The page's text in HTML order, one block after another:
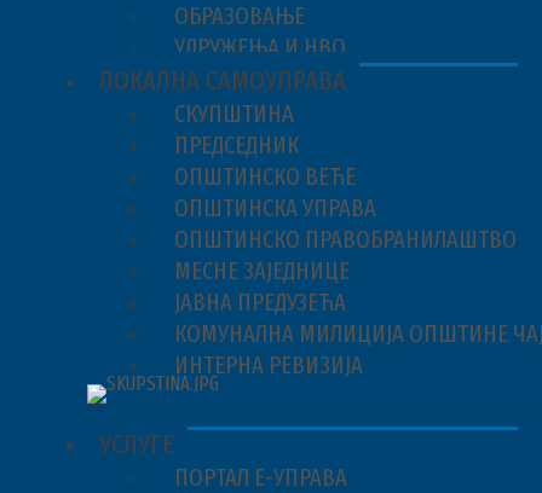
ОБРАЗОВАЊЕ
УДРУЖЕЊА И НВО
ЛОКАЛНА САМОУПРАВА
СКУПШТИНА
ПРЕДСЕДНИК
ОПШТИНСКО ВЕЋЕ
ОПШТИНСКА УПРАВА
ОПШТИНСКО ПРАВОБРАНИЛАШТВО
МЕСНЕ ЗАЈЕДНИЦЕ
ЈАВНА ПРЕДУЗЕЋА
КОМУНАЛНА МИЛИЦИЈА ОПШТИНЕ
ИНТЕРНА РЕВИЗИЈА
УСЛУГЕ
ПОРТАЛ Е-УПРАВА